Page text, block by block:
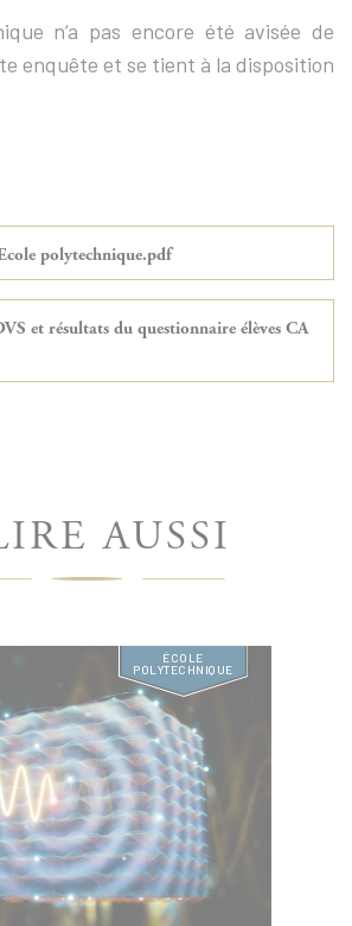
n’a pas encore été avisée de
enquête et se tient à la disposition
polytechnique.pdf
et résultats du questionnaire élèves CA
AUSSI
ÉCOLE
POLYTECHNIQUE